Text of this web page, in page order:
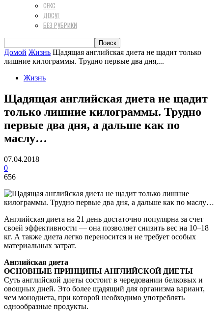
СЕКС
ДОСУГ
БЕЗ РУБРИКИ
Домой Жизнь Щадящая английская диета не щадит только
лишние килограммы. Трудно первые два дня,...
Жизнь
Щадящая английская диета не щадит
только лишние килограммы. Трудно
первые два дня, а дальше как по
маслу…
07.04.2018
0
656
Английская диета на 21 день достаточно популярна за счет
своей эффективности — она позволяет снизить вес на 10–18
кг. А также диета легко переносится и не требует особых
материальных затрат.
Английская диета
ОСНОВНЫЕ ПРИНЦИПЫ АНГЛИЙСКОЙ ДИЕТЫ
Суть английской диеты состоит в чередовании белковых и
овощных дней. Это более щадящий для организма вариант,
чем монодиета, при которой необходимо употреблять
однообразные продукты.